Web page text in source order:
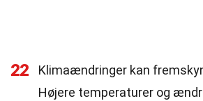
22
Klimaændringer kan
Højere temperaturer og